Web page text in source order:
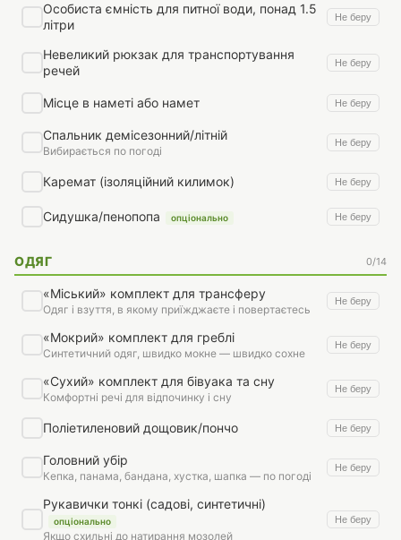
Особиста ємність для питної води, понад 1.5
літри
Не беру
Невеликий рюкзак для транспортування
речей
Не беру
Місце в наметі або намет Не беру
Спальник демісезонний/літній
Вибирається по погоді
Не беру
Каремат (ізоляційний килимок) Не беру
Сидушка/пенопопа опціонально Не беру
ОДЯГ 0/14
«Міський» комплект для трансферу
Одяг і взуття, в якому приїжджаєте і повертаєтесь
Не беру
«Мокрий» комплект для греблі
Синтетичний одяг, швидко мокне — швидко сохне
Не беру
«Сухий» комплект для бівуака та сну
Комфортні речі для відпочинку і сну
Не беру
Поліетиленовий дощовик/пончо Не беру
Головний убір
Кепка, панама, бандана, хустка, шапка — по погоді
Не беру
Рукавички тонкі (садові, синтетичні)
опціонально
Якщо схильні до натирання мозолей
Не беру